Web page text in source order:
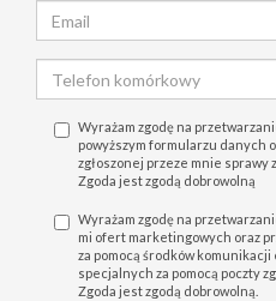
Wyrażam zgodę na
powyższym formularzu danych
zgłoszonej przeze mnie sprawy
Zgoda jest zgodą dobrowolną
Wyrażam zgodę na
mi ofert marketingowych oraz
za pomocą środków
specjalnych za pomocą poczty
Zgoda jest zgodą dobrowolną.